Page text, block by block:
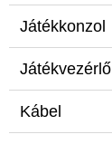
Játékkonzol
Játékvezérlő
Kábel